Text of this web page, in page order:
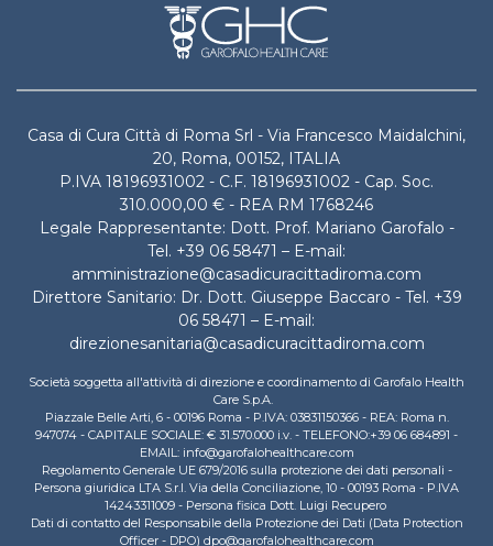
Casa di Cura Città di Roma Srl - Via Francesco Maidalchini,
20, Roma, 00152, ITALIA
P.IVA 18196931002 - C.F. 18196931002 - Cap. Soc.
310.000,00 € - REA RM 1768246
Legale Rappresentante: Dott. Prof. Mariano Garofalo -
Tel. +39 06 58471 – E-mail:
amministrazione@casadicuracittadiroma.com
Direttore Sanitario: Dr. Dott. Giuseppe Baccaro - Tel. +39
06 58471 – E-mail:
direzionesanitaria@casadicuracittadiroma.com
Società soggetta all'attività di direzione e coordinamento di Garofalo Health
Care S.p.A.
Piazzale Belle Arti, 6 - 00196 Roma - P.IVA: 03831150366 - REA: Roma n.
947074 - CAPITALE SOCIALE: € 31.570.000 i.v. - TELEFONO:+39 06 684891 -
EMAIL: info@garofalohealthcare.com
Regolamento Generale UE 679/2016 sulla protezione dei dati personali -
Persona giuridica LTA S.r.l. Via della Conciliazione, 10 - 00193 Roma - P.IVA
14243311009 - Persona fisica Dott. Luigi Recupero
Dati di contatto del Responsabile della Protezione dei Dati (Data Protection
Officer - DPO) dpo@garofalohealthcare.com